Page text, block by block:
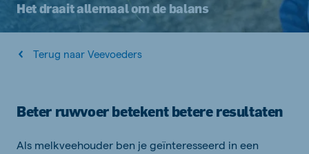
Het draait allemaal om de balans
Terug naar Veevoeders
Beter ruwvoer betekent betere resultaten
Als melkveehouder ben je geïnteresseerd in een